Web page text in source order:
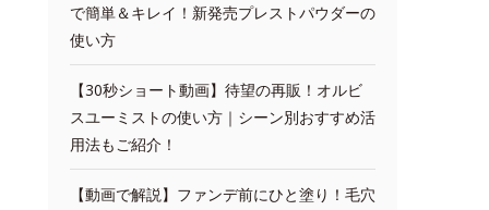
で簡単＆キレイ！新発売プレストパウダーの
使い方
【30秒ショート動画】待望の再販！オルビ
スユーミストの使い方｜シーン別おすすめ活
用法もご紹介！
【動画で解説】ファンデ前にひと塗り！毛穴